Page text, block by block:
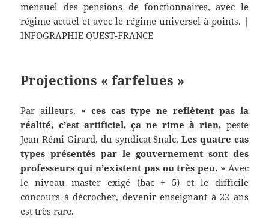
mensuel des pensions de fonctionnaires, avec le
régime actuel et avec le régime universel à points. |
INFOGRAPHIE OUEST-FRANCE
Projections « farfelues »
Par ailleurs, « ces cas type ne reflètent pas la
réalité, c’est artificiel, ça ne rime à rien, peste
Jean-Rémi Girard, du syndicat Snalc.Les quatre cas
types présentés par le gouvernement sont des
professeurs qui n’existent pas ou très peu. »Avec
le niveau master exigé (bac + 5) et le difficile
concours à décrocher, devenir enseignant à 22 ans
est très rare.